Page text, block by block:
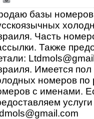
базы
Часть
Также
Имеется
номеров по
с именами.